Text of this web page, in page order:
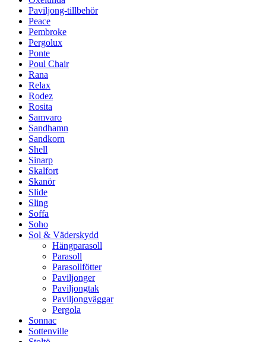
Paviljong-tillbehör
Peace
Pembroke
Pergolux
Ponte
Poul Chair
Rana
Relax
Rodez
Rosita
Samvaro
Sandhamn
Sandkorn
Shell
Sinarp
Skalfort
Skanör
Slide
Sling
Soffa
Soho
Sol & Väderskydd
Hängparasoll
Parasoll
Parasollfötter
Paviljonger
Paviljongtak
Paviljongväggar
Pergola
Sonnac
Sottenville